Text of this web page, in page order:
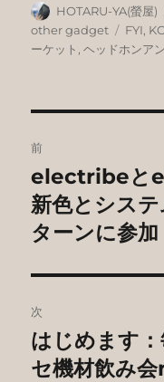
投
稿
者
HOTARU-YA(螢屋)
other gadget
タ
グ
FYI,
ーケット ,ヘッドホンア
稿
ナ
ビ
ゲ
ー
シ
前
前
の
投
electribeと
新色とシス
ターンに参加
次
次
の
はじめます
セ機材飲み